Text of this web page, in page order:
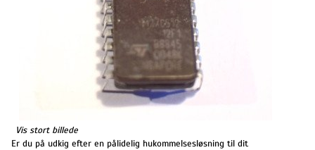
Vis stort billede
Er du på udkig efter en pålidelig hukommelsesløsning til dit